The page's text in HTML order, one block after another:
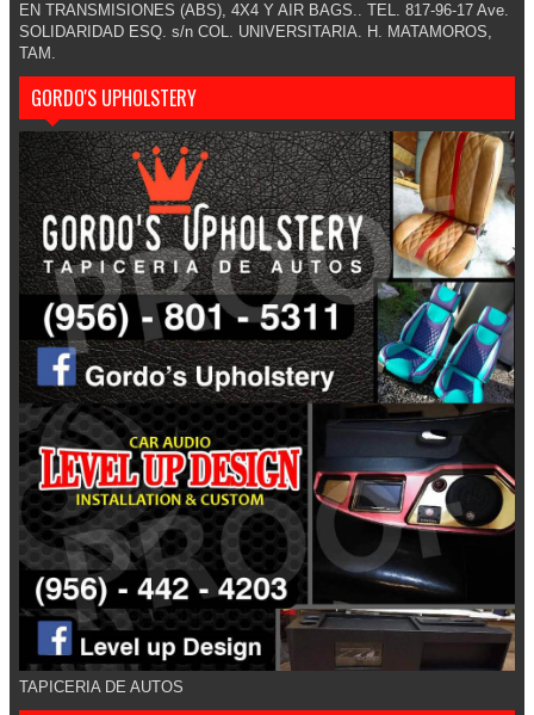
EN TRANSMISIONES (ABS), 4X4 Y AIR BAGS.. TEL. 817-96-17 Ave.
SOLIDARIDAD ESQ. s/n COL. UNIVERSITARIA. H. MATAMOROS,
TAM.
GORDO'S UPHOLSTERY
TAPICERIA DE AUTOS